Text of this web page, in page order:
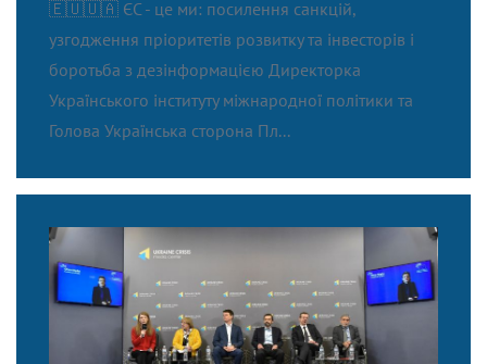
🇪🇺🇺🇦 ЄС - це ми: посилення санкцій,
узгодження пріоритетів розвитку та інвесторів і
боротьба з дезінформацією Директорка
Українського інституту міжнародної політики та
Голова Українська сторона Пл...